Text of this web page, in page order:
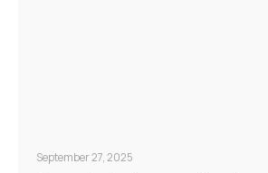
September 27, 2025